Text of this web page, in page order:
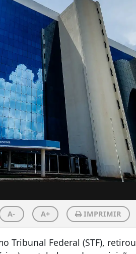
A- A+ IMPRIMIR
Tribunal Federal (STF),